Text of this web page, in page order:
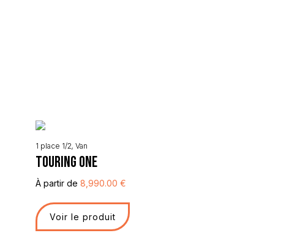
1 place 1/2, Van
TOURING ONE
À partir de 8,990.00 €
Voir le produit